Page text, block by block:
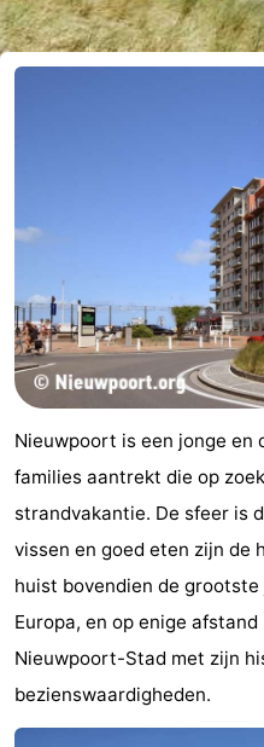
Westende
breakfasts)
Hotels
Oostduinkerke
aan
zee
-
Westende
Last
minutes
Strand
Zien
&
doen
Bezienswaardigheden
-
Musea
-
Monumenten
-
Uitkijkpunten
Attracties
-
Nieuwpoort is een jonge en
families aantrekt die op
strandvakantie. De sfeer is
vissen en goed eten zijn de
huist bovendien de
Europa, en op enige
Nieuwpoort-Stad met zijn
bezienswaardigheden.